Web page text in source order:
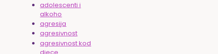
adolescenti i
alkoho
agresija
agresivnost
agresivnost kod
djece